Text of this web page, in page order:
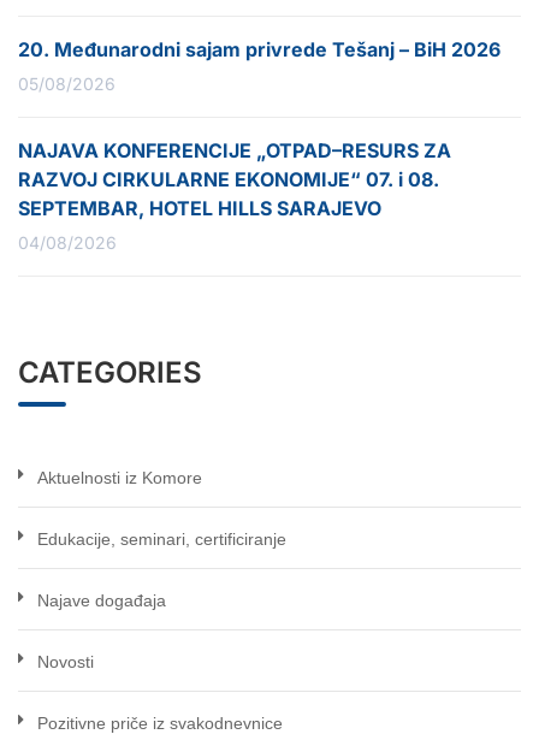
20. Međunarodni sajam privrede Tešanj – BiH 2026
05/08/2026
NAJAVA KONFERENCIJE „OTPAD–RESURS ZA
RAZVOJ CIRKULARNE EKONOMIJE“ 07. i 08.
SEPTEMBAR, HOTEL HILLS SARAJEVO
04/08/2026
CATEGORIES
Aktuelnosti iz Komore
Edukacije, seminari, certificiranje
Najave događaja
Novosti
Pozitivne priče iz svakodnevnice